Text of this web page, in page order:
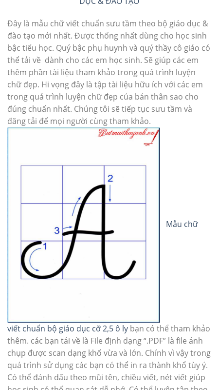
Đây là mẫu chữ viết chuẩn sưu tầm theo bộ giáo dục &
đào tạo mới nhất. Được thống nhất dùng cho học sinh
bậc tiểu học. Quý bậc phụ huynh và quý thầy cô giáo có
thể tải về dành cho các em học sinh. Sẽ giúp các em
thêm phần tài liệu tham khảo trong quá trình luyện
chữ đẹp. Hi vọng đây là tập tài liệu hữu ích với các em
trong quá trình luyện chữ đẹp của bản thân sao cho
đúng chuẩn nhất. Chúng tôi sẽ tiếp tục sưu tầm và
đăng tải để mọi người cùng tham khảo.
Mẫu chữ
viết chuẩn bộ giáo dục cỡ 2,5 ô ly bạn có thể tham khảo
thêm. các bạn tải về là File định dạng “.PDF” là file ảnh
chụp được scan dạng khổ vừa và lớn. Chính vì vậy trong
quá trình sử dụng các bạn có thể in ra thành khổ tùy ý.
Có thể đánh dấu theo mũi tên, chiều viết, nét viết giúp